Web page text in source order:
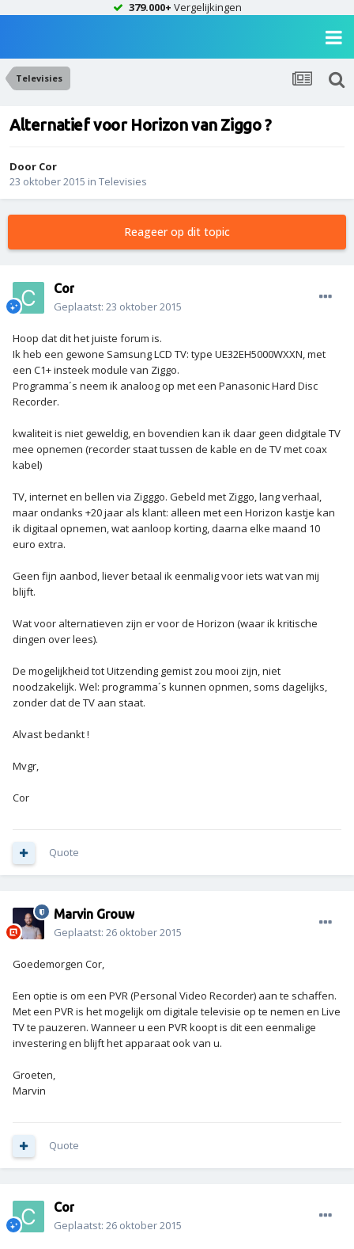
379.000+ Vergelijkingen
Televisies
Alternatief voor Horizon van Ziggo ?
Door Cor
23 oktober 2015 in Televisies
Reageer op dit topic
Cor
Geplaatst: 23 oktober 2015
Hoop dat dit het juiste forum is.
Ik heb een gewone Samsung LCD TV: type UE32EH5000WXXN, met
een C1+ insteek module van Ziggo.
Programma´s neem ik analoog op met een Panasonic Hard Disc
Recorder.
kwaliteit is niet geweldig, en bovendien kan ik daar geen didgitale TV
mee opnemen (recorder staat tussen de kable en de TV met coax
kabel)
TV, internet en bellen via Zigggo. Gebeld met Ziggo, lang verhaal,
maar ondanks +20 jaar als klant: alleen met een Horizon kastje kan
ik digitaal opnemen, wat aanloop korting, daarna elke maand 10
euro extra.
Geen fijn aanbod, liever betaal ik eenmalig voor iets wat van mij
blijft.
Wat voor alternatieven zijn er voor de Horizon (waar ik kritische
dingen over lees).
De mogelijkheid tot Uitzending gemist zou mooi zijn, niet
noodzakelijk. Wel: programma´s kunnen opnmen, soms dagelijks,
zonder dat de TV aan staat.
Alvast bedankt !
Mvgr,
Cor
Quote
Marvin Grouw
Geplaatst: 26 oktober 2015
Goedemorgen Cor,
Een optie is om een PVR (Personal Video Recorder) aan te schaffen.
Met een PVR is het mogelijk om digitale televisie op te nemen en Live
TV te pauzeren. Wanneer u een PVR koopt is dit een eenmalige
investering en blijft het apparaat ook van u.
Groeten,
Marvin
Quote
Cor
Geplaatst: 26 oktober 2015